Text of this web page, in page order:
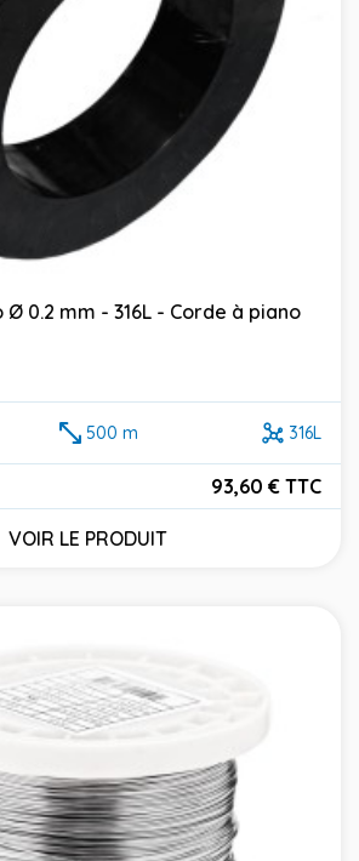
0.2 mm - 316L - Corde à piano
500 m 316L
93,60 € TTC
VOIR LE PRODUIT